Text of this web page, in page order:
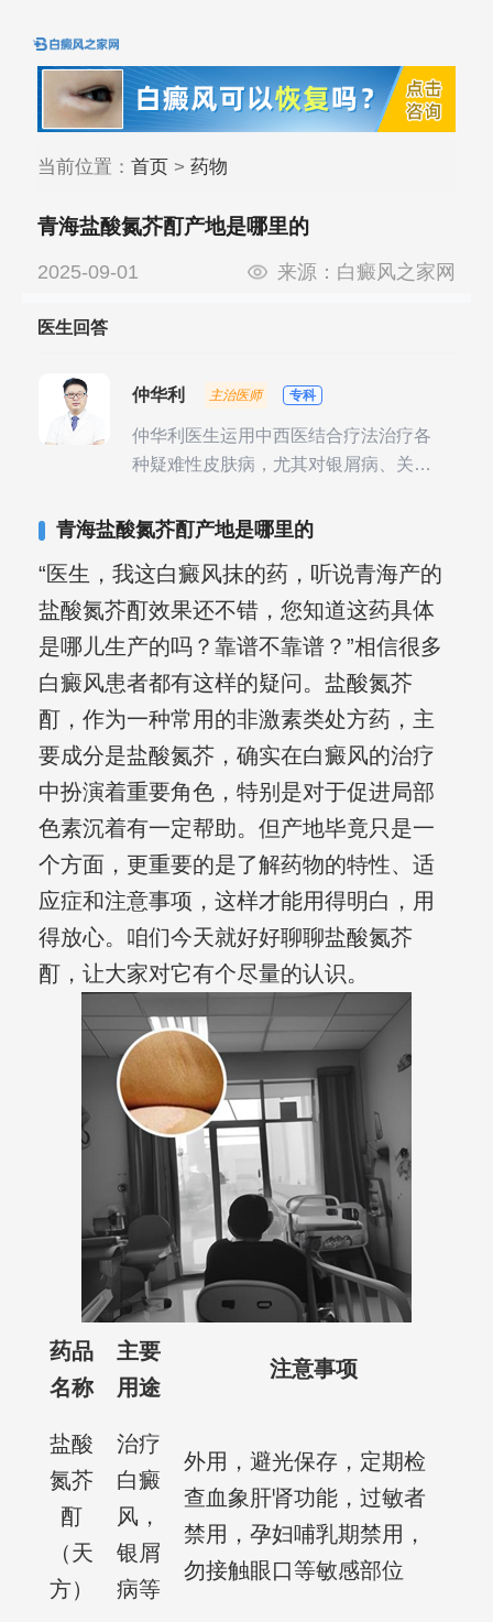
当前位置： 首页> 药物
青海盐酸氮芥酊产地是哪里的
2025-09-01 来源： 白癜风之家网
医生回答
仲华利 主治医师 专科
仲华利医生运用中西医结合疗法治疗各
种疑难性皮肤病，尤其对银屑病、关节
青海盐酸氮芥酊产地是哪里的
“医生，我这白癜风抹的药，听说青海产的
盐酸氮芥酊效果还不错，您知道这药具体
是哪儿生产的吗？靠谱不靠谱？”相信很多
白癜风患者都有这样的疑问。盐酸氮芥
酊，作为一种常用的非激素类处方药，主
要成分是盐酸氮芥，确实在白癜风的治疗
中扮演着重要角色，特别是对于促进局部
色素沉着有一定帮助。但产地毕竟只是一
个方面，更重要的是了解药物的特性、适
应症和注意事项，这样才能用得明白，用
得放心。咱们今天就好好聊聊盐酸氮芥
酊，让大家对它有个尽量的认识。
药品
名称
主要
用途
注意事项
盐酸
氮芥
酊
（天
方）
治疗
白癜
风，
银屑
病等
外用，避光保存，定期检
查血象肝肾功能，过敏者
禁用，孕妇哺乳期禁用，
勿接触眼口等敏感部位